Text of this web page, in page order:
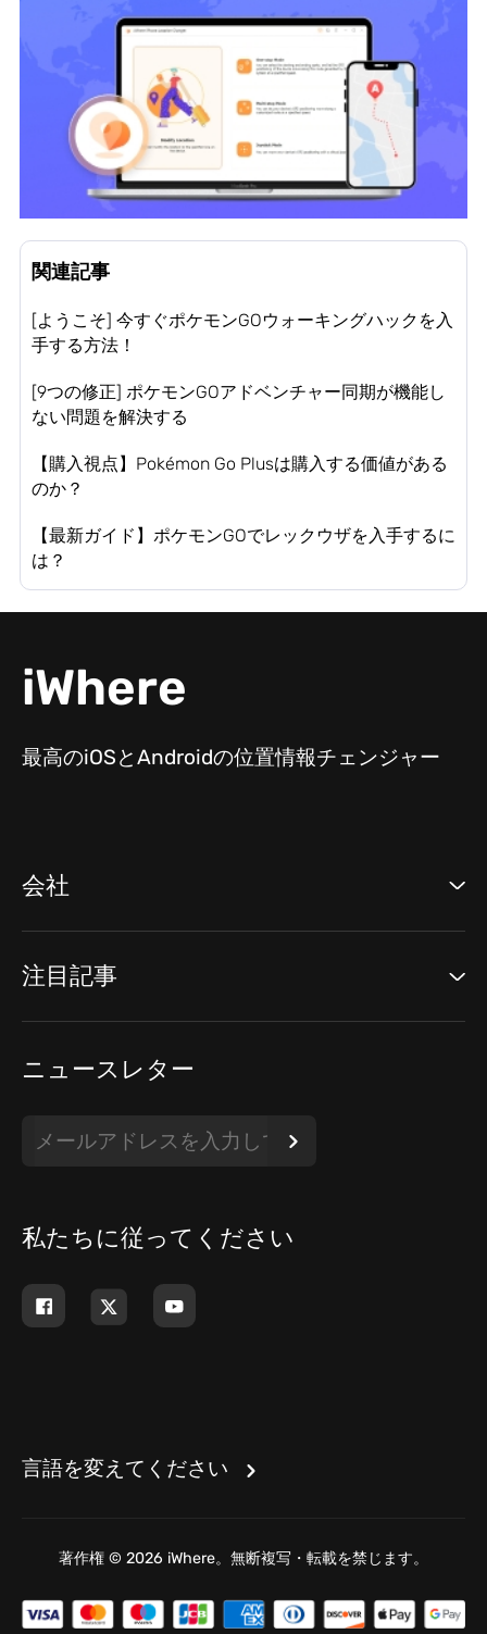
関連記事
[ようこそ] 今すぐポケモンGOウォーキングハックを入
手する方法！
[9つの修正] ポケモンGOアドベンチャー同期が機能し
ない問題を解決する
【購入視点】Pokémon Go Plusは購入する価値がある
のか？
【最新ガイド】ポケモンGOでレックウザを入手するに
は？
iWhere
最高のiOSとAndroidの位置情報チェンジャー
会社
注目記事
ニュースレター
私たちに従ってください
言語を変えてください
著作権 © 2026 iWhere。無断複写・転載を禁じます。